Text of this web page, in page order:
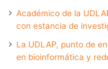
Académico de la
con estancia de
La UDLAP, punto de
en bioinformática y